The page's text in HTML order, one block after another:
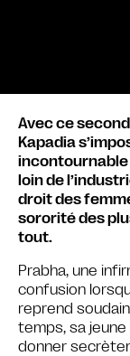
Avec ce
Kapadia
incontournable
loin de
droit des
sororité des
tout.
Prabha, une
confusion
reprend
temps, sa
donner